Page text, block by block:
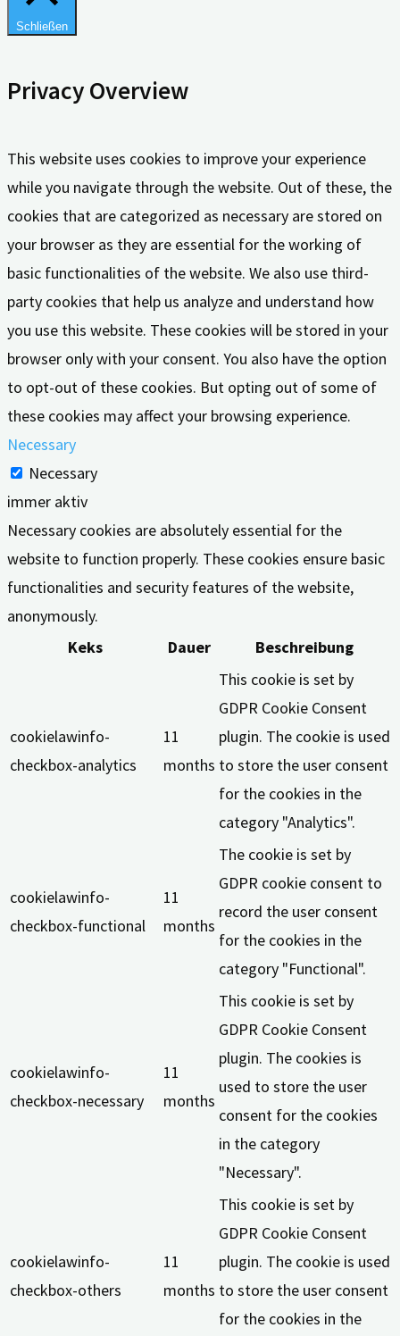
Schließen
Privacy Overview
This website uses cookies to improve your experience
while you navigate through the website. Out of these, the
cookies that are categorized as necessary are stored on
your browser as they are essential for the working of
basic functionalities of the website. We also use third-
party cookies that help us analyze and understand how
you use this website. These cookies will be stored in your
browser only with your consent. You also have the option
to opt-out of these cookies. But opting out of some of
these cookies may affect your browsing experience.
Necessary
Necessary
immer aktiv
Necessary cookies are absolutely essential for the
website to function properly. These cookies ensure basic
functionalities and security features of the website,
anonymously.
Keks
Dauer Beschreibung
cookielawinfo-
checkbox-analytics
11
months
This cookie is set by
GDPR Cookie Consent
plugin. The cookie is used
to store the user consent
for the cookies in the
category "Analytics".
cookielawinfo-
checkbox-functional
11
months
The cookie is set by
GDPR cookie consent to
record the user consent
for the cookies in the
category "Functional".
cookielawinfo-
checkbox-necessary
11
months
This cookie is set by
GDPR Cookie Consent
plugin. The cookies is
used to store the user
consent for the cookies
in the category
"Necessary".
cookielawinfo-
checkbox-others
11
months
This cookie is set by
GDPR Cookie Consent
plugin. The cookie is used
to store the user consent
for the cookies in the